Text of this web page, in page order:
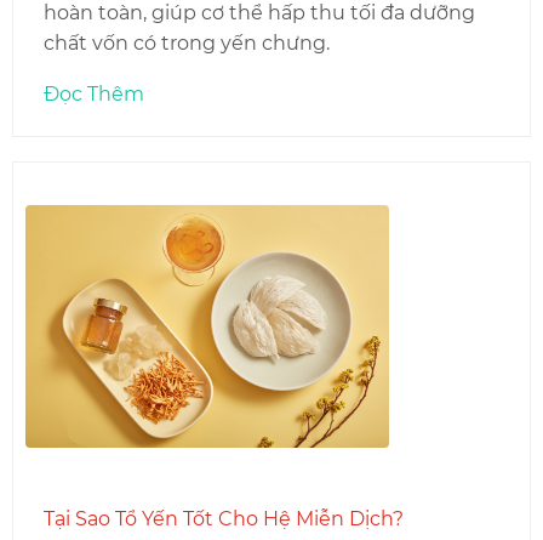
hoàn toàn, giúp cơ thể hấp thu tối đa dưỡng
chất vốn có trong yến chưng.
Đọc Thêm
Tại Sao Tổ Yến Tốt Cho Hệ Miễn Dịch?